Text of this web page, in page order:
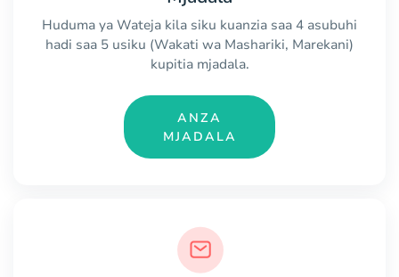
Huduma ya Wateja kila siku kuanzia saa 4 asubuhi
hadi saa 5 usiku (Wakati wa Mashariki, Marekani)
kupitia mjadala.
ANZA
MJADALA